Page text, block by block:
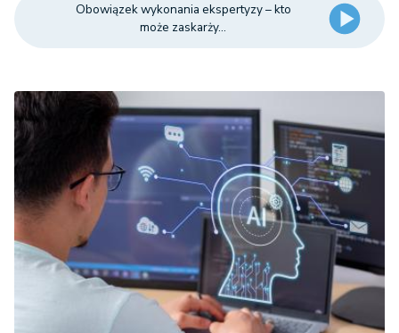
Obowiązek wykonania ekspertyzy – kto
może zaskarży...